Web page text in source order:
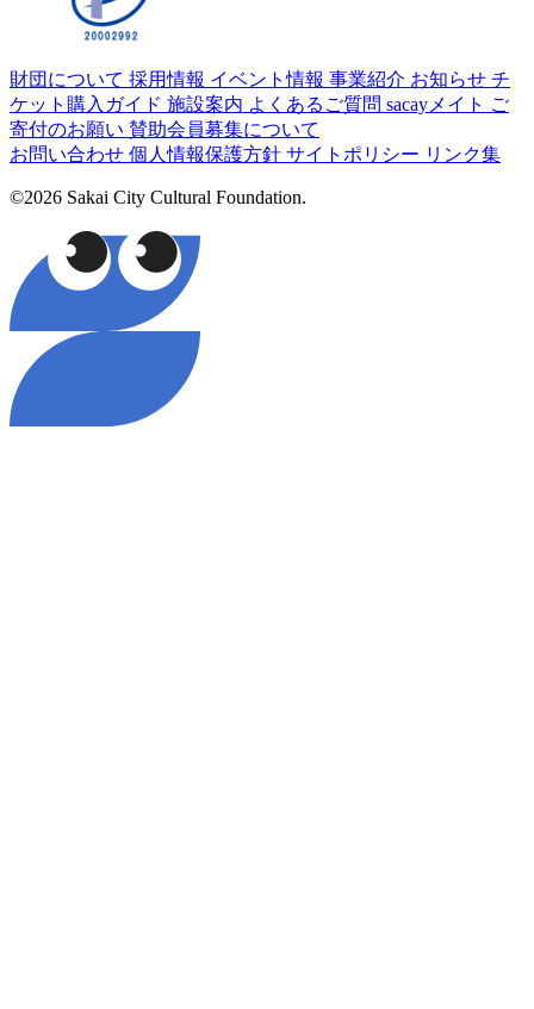
財団について 採用情報 イベント情報 事業紹介 お知らせ チ
ケット購入ガイド 施設案内 よくあるご質問 sacayメイト ご
寄付のお願い 賛助会員募集について
お問い合わせ 個人情報保護方針 サイトポリシー リンク集
©2026 Sakai City Cultural Foundation.